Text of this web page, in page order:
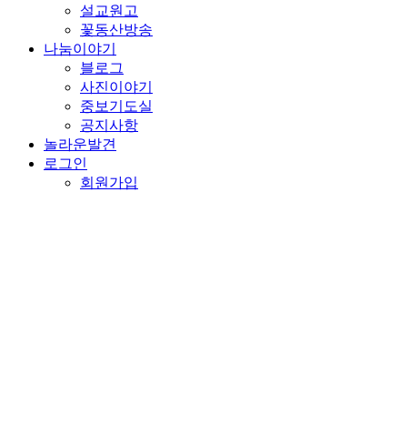
설교원고
꽃동산방송
나눔이야기
블로그
사진이야기
중보기도실
공지사항
놀라운발견
로그인
회원가입